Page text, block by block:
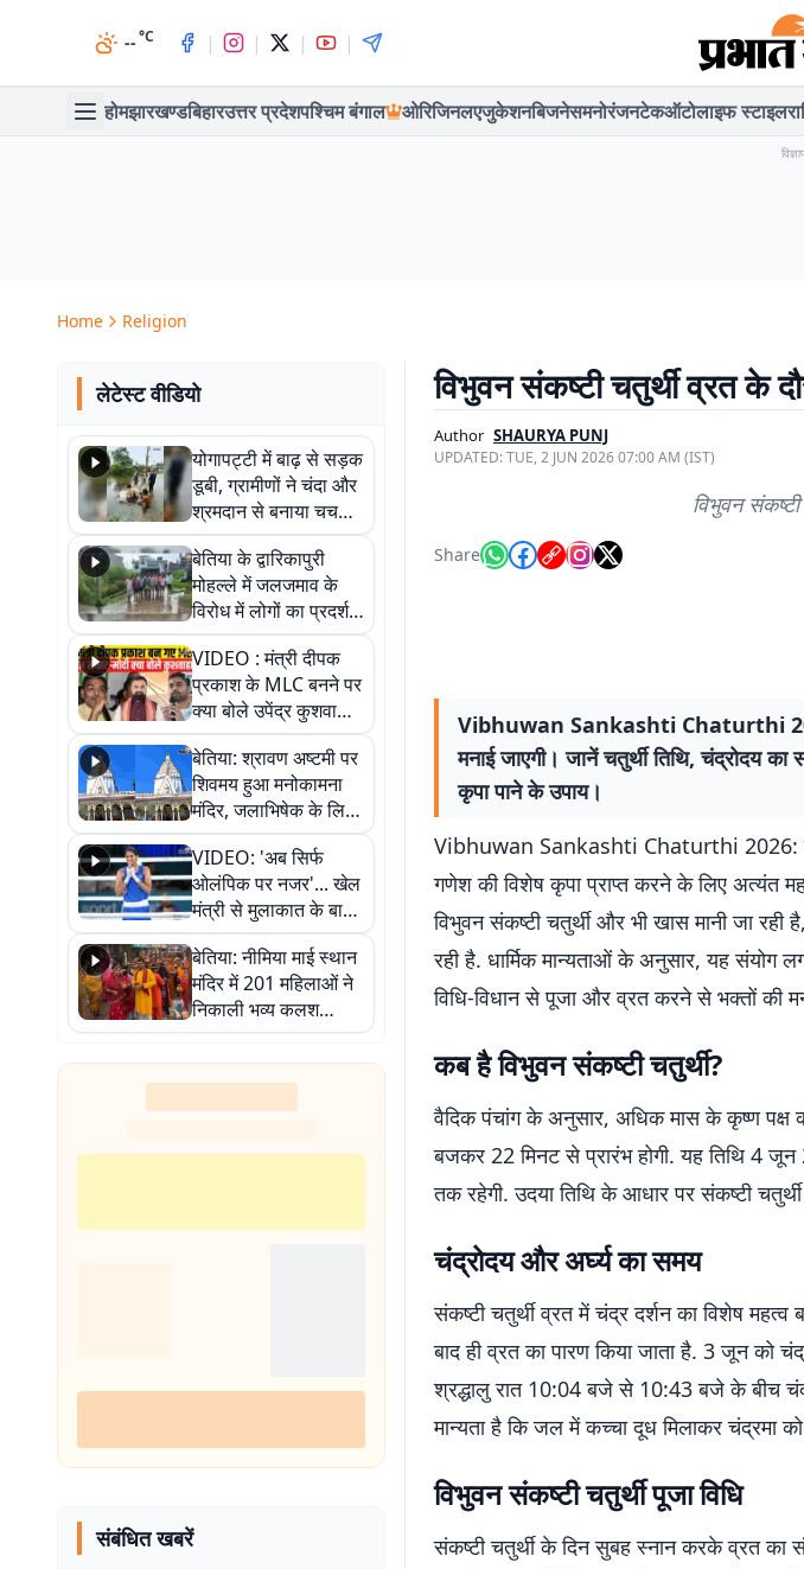
--°C | | | |
होमझारखण्डबिहारउत्तर प्रदेशपश्चिम बंगाल ओरिजिनलएजुकेशनबिजनेसमनोरंजनटेकऑटोलाइफ स्टाइल
Home Religion
लेटेस्ट वीडियो
योगापट्टी में बाढ़ से सड़क
डूबी, ग्रामीणों ने चंदा और
श्रमदान से बनाया चचरी
पुल
बेतिया के द्वारिकापुरी
मोहल्ले में जलजमाव के
विरोध में लोगों का प्रदर्शन,
स्थायी समाधान की मांग
VIDEO : मंत्री दीपक
प्रकाश के MLC बनने पर
क्या बोले उपेंद्र कुशवाहा,
सुनिए
बेतिया: श्रावण अष्टमी पर
शिवमय हुआ मनोकामना
मंदिर, जलाभिषेक के लिए
लगी लंबी कतारें
VIDEO: 'अब सिर्फ
ओलंपिक पर नजर'... खेल
मंत्री से मुलाकात के बाद
जैसमीन लंबोरिया का बड़ा
बयान
बेतिया: नीमिया माई स्थान
मंदिर में 201 महिलाओं ने
निकाली भव्य कलश
शोभायात्रा, शिवलिंग
प्राण-प्रतिष्ठा महोत्सव
शुरू
संबंधित खबरें
विभुवन संकष्टी चतुर्थी व्रत के
Author SHAURYA PUNJ
UPDATED:TUE, 2 JUN 2026 07:00 AM (IST)
विभुवन
Share
Vibhuwan Sankashti Chaturthi
मनाई जाएगी। जानें चतुर्थी तिथि, चंद्रोदय
कृपा पाने के उपाय।
Vibhuwan Sankashti Chaturthi 2026:
गणेश की विशेष कृपा प्राप्त करने के लिए अत्यंत
विभुवन संकष्टी चतुर्थी और भी खास मानी जा
रही है. धार्मिक मान्यताओं के अनुसार, यह संयोग
विधि-विधान से पूजा और व्रत करने से भक्तों की
कब है विभुवन संकष्टी चतुर्थी?
वैदिक पंचांग के अनुसार, अधिक मास के कृष्ण पक्ष
बजकर 22 मिनट से प्रारंभ होगी. यह तिथि 4
तक रहेगी. उदया तिथि के आधार पर संकष्टी
चंद्रोदय और अर्घ्य का समय
संकष्टी चतुर्थी व्रत में चंद्र दर्शन का विशेष
बाद ही व्रत का पारण किया जाता है. 3 जून को
श्रद्धालु रात 10:04 बजे से 10:43 बजे के बीच
मान्यता है कि जल में कच्चा दूध मिलाकर चंद्रमा
विभुवन संकष्टी चतुर्थी पूजा विधि
संकष्टी चतुर्थी के दिन सुबह स्नान करके व्रत का